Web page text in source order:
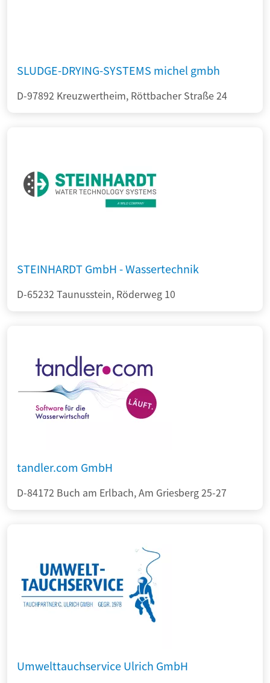
SLUDGE-DRYING-SYSTEMS michel gmbh
D-97892 Kreuzwertheim, Röttbacher Straße 24
STEINHARDT GmbH - Wassertechnik
D-65232 Taunusstein, Röderweg 10
tandler.com GmbH
D-84172 Buch am Erlbach, Am Griesberg 25-27
Umwelttauchservice Ulrich GmbH